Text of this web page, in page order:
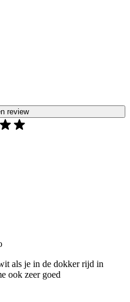
review
als je in de dokker rijd in
ook zeer goed